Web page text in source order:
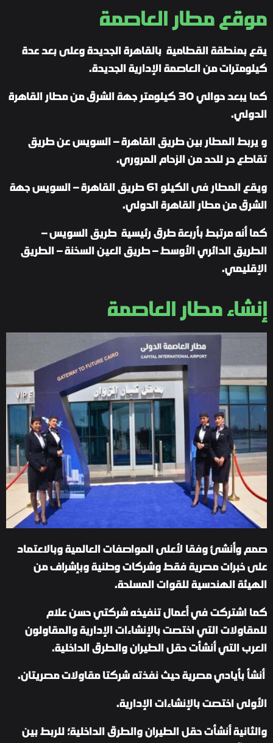
موقع مطار العاصمة
يقع بمنطقة القطامية بالقاهرة الجديدة وعلى بعد عدة
كيلومترات من العاصمة الإدارية الجديدة.
كما يبعد حوالي 30 كيلومتر جهة الشرق من مطار القاهرة
الدولي.
و يربط المطار بين طريق القاهرة – السويس عن طريق
تقاطع حر للحد من الزحام المروري.
ويقع المطار فى الكيلو 61 طريق القاهرة – السويس جهة
الشرق من مطار القاهرة الدولي.
كما أنه مرتبط بأربعة طرق رئيسية طريق السويس –
الطريق الدائري الأوسط – طريق العين السخنة – الطريق
الإقليمي.
إنشاء مطار العاصمة
صمم وأنشئ وفقا لأعلى المواصفات العالمية وبالاعتماد
على خبرات مصرية فقط وشركات وطنية وبإشراف من
الهيئة الهندسية للقوات المسلحة.
كما اشتركت في أعمال تنفيذه شركتي حسن علام
للمقاولات التي اختصت بالإنشاءات الإدارية والمقاولون
العرب التي أنشأت حقل الطيران والطرق الداخلية.
أنشأ بأيادي مصرية حيث نفذته شركتا مقاولات مصريتان.
الأولى اختصت بالإنشاءات الإدارية.
والثانية أنشأت حقل الطيران والطرق الداخلية؛ للربط بين